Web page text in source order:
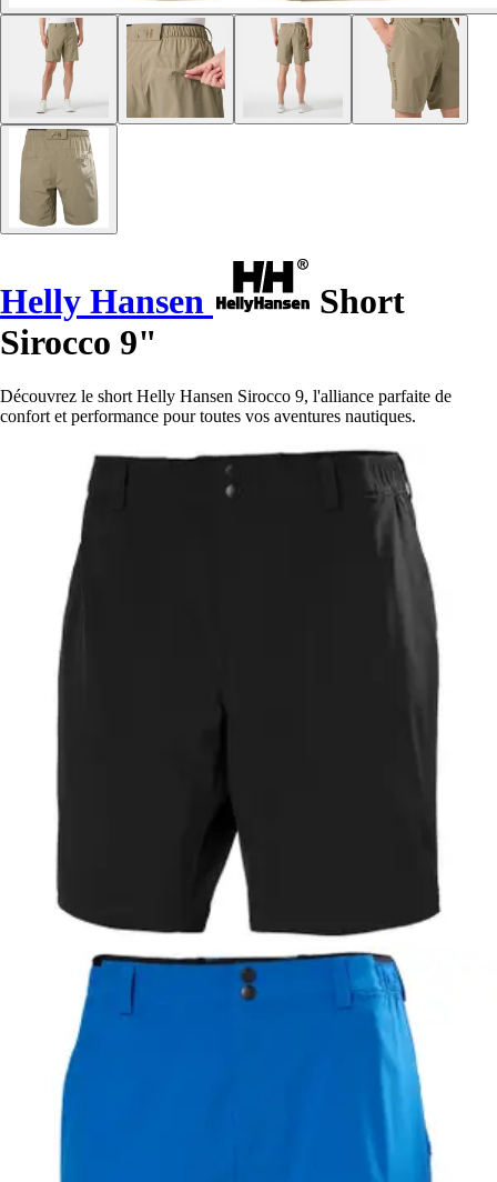
Helly Hansen
Short
Sirocco 9"
Découvrez le short Helly Hansen Sirocco 9, l'alliance parfaite de
confort et performance pour toutes vos aventures nautiques.